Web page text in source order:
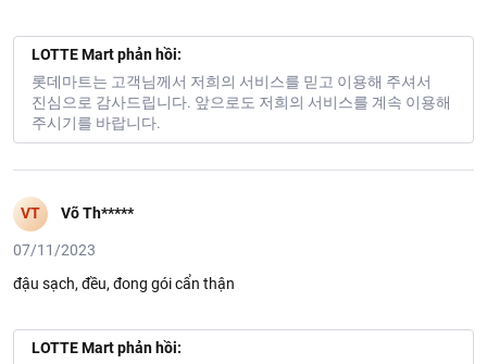
LOTTE Mart phản hồi:
롯데마트는 고객님께서 저희의 서비스를 믿고 이용해 주셔서
진심으로 감사드립니다. 앞으로도 저희의 서비스를 계속 이용해
주시기를 바랍니다.
VT Võ Th*****
07/11/2023
đậu sạch, đều, đong gói cẩn thận
LOTTE Mart phản hồi: